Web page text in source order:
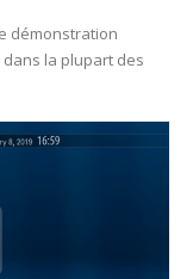
démonstration
la plupart des